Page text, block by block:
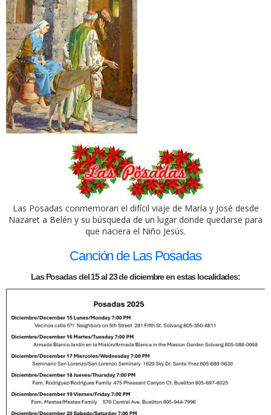
Las Posadas conmemoran el difícil viaje de María y José desde
Nazaret a Belén y su búsqueda de un lugar donde quedarse para
que naciera el Niño Jesús.
Canción de Las Posadas
Las Posadas del 15 al 23 de diciembre en estas localidades: